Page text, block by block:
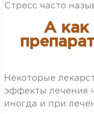
Стресс часто
А как
Некоторые
эффекты лечения
иногда и при